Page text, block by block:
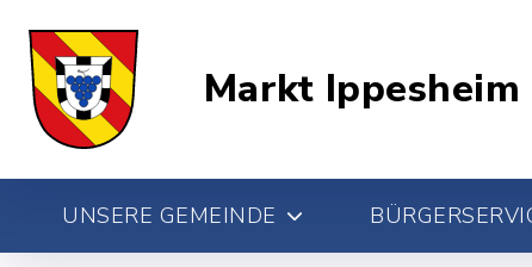
Markt Ippesheim
UNSERE GEMEINDE